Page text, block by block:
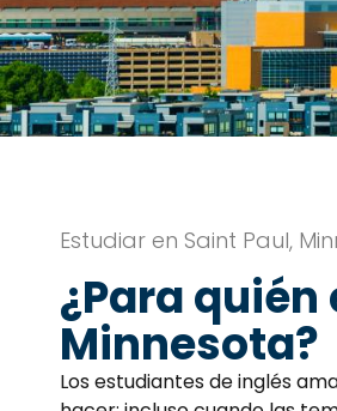
Estudiar en Saint Paul,
¿Para quién
Minnesota?
Los estudiantes de inglés